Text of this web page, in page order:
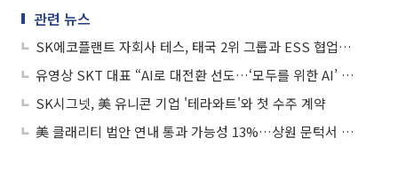
관련 뉴스
SK에코플랜트 자회사 테스, 태국 2위 그룹과 ESS 협업모델 구축
유영상 SKT 대표 “AI로 대전환 선도…‘모두를 위한 AI’ 만들 것”
SK시그넷, 美 유니콘 기업 '테라와트'와 첫 수주 계약
美 클래리티 법안 연내 통과 가능성 13%…상원 문턱서 제동